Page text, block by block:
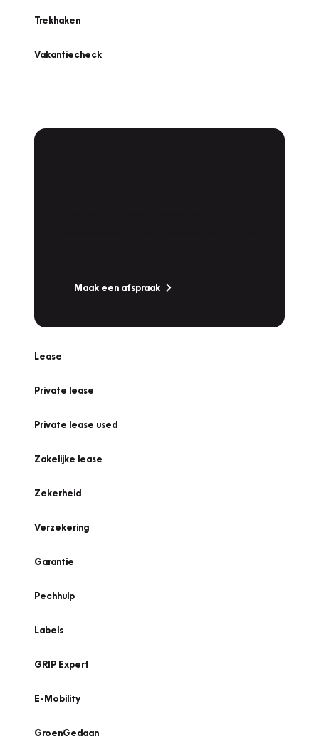
Trekhaken
Vakantiecheck
Maak een afspraak
Lease
Private lease
Private lease used
Zakelijke lease
Zekerheid
Verzekering
Garantie
Pechhulp
Labels
GRIP Expert
E-Mobility
GroenGedaan